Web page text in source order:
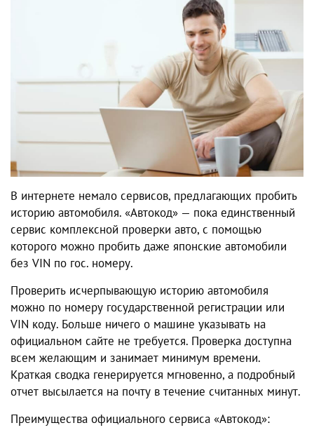
В интернете немало сервисов, предлагающих пробить
историю автомобиля. «Автокод» — пока единственный
сервис комплексной проверки авто, с помощью
которого можно пробить даже японские автомобили
без VIN по гос. номеру.
Проверить исчерпывающую историю автомобиля
можно по номеру государственной регистрации или
VIN коду. Больше ничего о машине указывать на
официальном сайте не требуется. Проверка доступна
всем желающим и занимает минимум времени.
Краткая сводка генерируется мгновенно, а подробный
отчет высылается на почту в течение считанных минут.
Преимущества официального сервиса «Автокод»: